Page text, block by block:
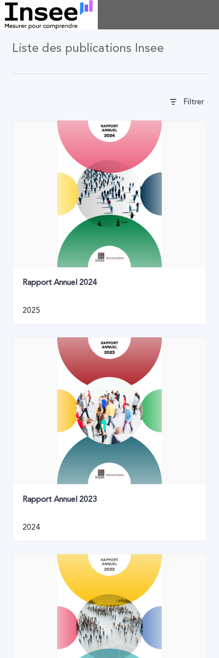
Liste des publications Insee
Filtrer
Rapport Annuel 2024
2025
Rapport Annuel 2023
2024